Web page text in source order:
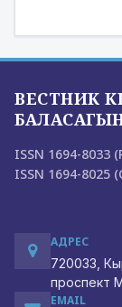
ВЕСТНИК
ISSN 1694-8033
ISSN 1694-8025
АДРЕС
720033,
проспект
EMAIL